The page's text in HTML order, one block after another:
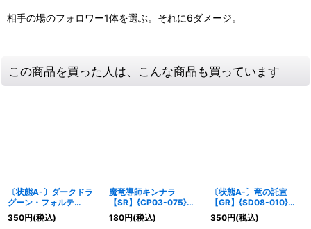
相手の場のフォロワー1体を選ぶ。それに6ダメージ。
この商品を買った人は、こんな商品も買っています
〔状態A-〕ダークドラ
グーン・フォルテ
(EVOLVE)【LG】
{BP01-077}《ドラゴ
350円(税込)
魔竜導師キンナラ
【SR】{CP03-075}
《ドラゴン》
180円(税込)
〔状態A-〕竜の託宣
【GR】{SD08-010}
《ドラゴン》
350円(税込)